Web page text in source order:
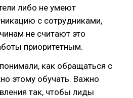
либо не умеют
с сотрудниками,
не считают это
приоритетным.
как обращаться с
этому обучать. Важно
так, чтобы лиды